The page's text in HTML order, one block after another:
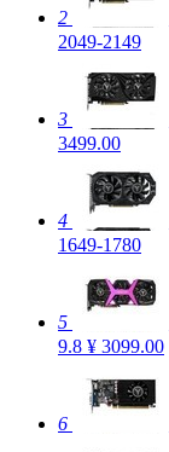
2
2049-2149
3
3499.00
4
1649-1780
5
9.8 ¥ 3099.00
6